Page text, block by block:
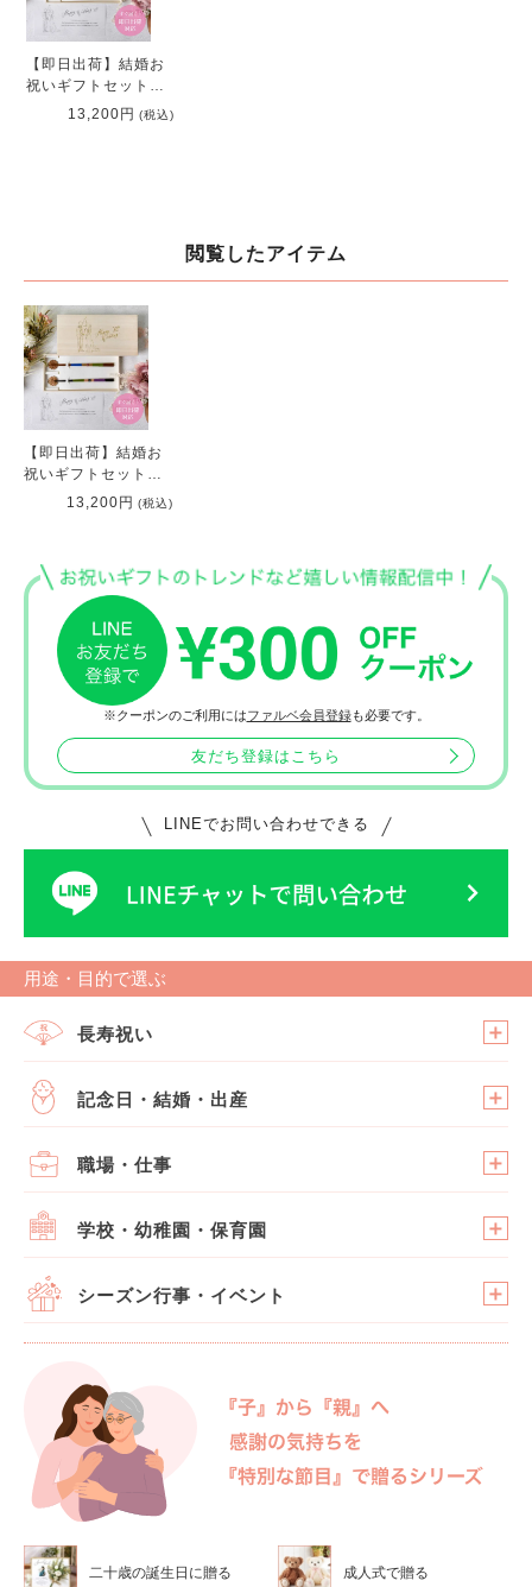
【即日出荷】結婚お
祝いギフトセットペ
ア夫婦箸＆箸置き＜
13,200円 (税込)
閲覧したアイテム
【即日出荷】結婚お
祝いギフトセットペ
ア夫婦箸＆箸置き＜
13,200円 (税込)
※クーポンのご利用にはファルベ会員登録も必要です。
友だち登録はこちら
LINEでお問い合わせできる
用途・目的で選ぶ
長寿祝い
記念日・結婚・出産
職場・仕事
学校・幼稚園・保育園
シーズン行事・イベント
二十歳の誕生日に贈る 成人式で贈る